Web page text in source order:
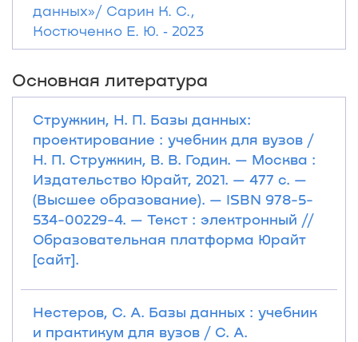
данных»/ Сарин К. С.,
Костюченко Е. Ю. ‐ 2023
Основная литература
Стружкин, Н. П. Базы данных:
проектирование : учебник для вузов /
Н. П. Стружкин, В. В. Годин. — Москва :
Издательство Юрайт, 2021. — 477 с. —
(Высшее образование). — ISBN 978-5-
534-00229-4. — Текст : электронный //
Образовательная платформа Юрайт
[сайт].
Нестеров, С. А. Базы данных : учебник
и практикум для вузов / С. А.